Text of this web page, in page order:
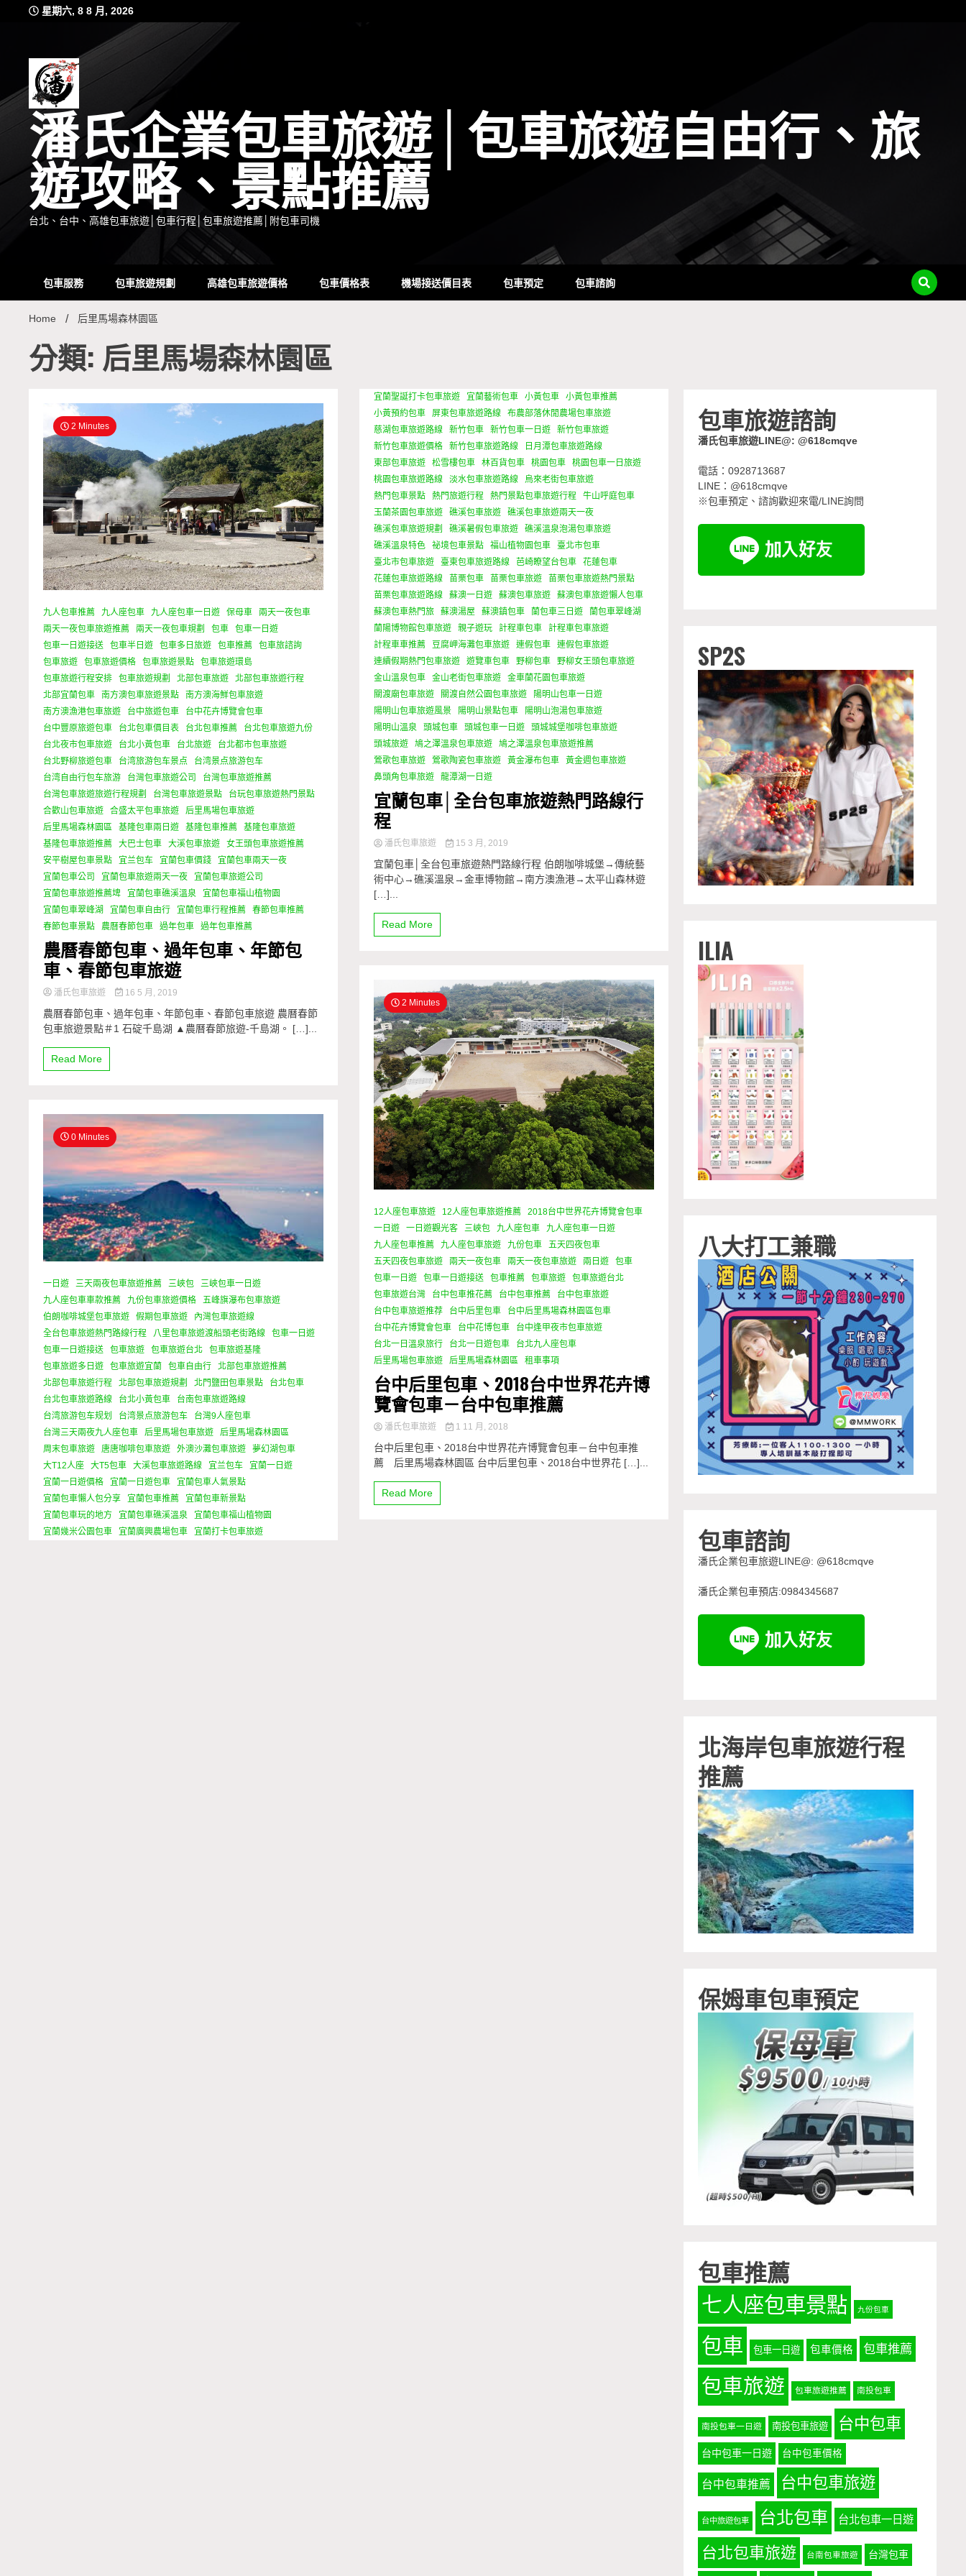
星期六, 8 8 月, 2026
潘氏企業包車旅遊│包車旅遊自由行、旅
遊攻略、景點推薦
台北、台中、高雄包車旅遊│包車行程│包車旅遊推薦│附包車司機
包車服務 包車旅遊規劃 高雄包車旅遊價格 包車價格表 機場接送價目表 包車預定 包車諮詢
Home 后里馬場森林園區
分類: 后里馬場森林園區
2 Minutes
九人包車推薦 九人座包車 九人座包車一日遊 保母車
兩天一夜包車
兩天一夜包車旅遊推薦
兩天一夜包車規劃 包車
包車一日遊
包車一日遊接送
包車半日遊 包車多日旅遊 包車推薦
包車旅諮詢
包車旅遊
包車旅遊價格 包車旅遊景點
包車旅遊環島
包車旅遊行程安排
包車旅遊規劃 北部包車旅遊
北部包車旅遊行程
北部宜蘭包車
南方澳包車旅遊景點
南方澳海鮮包車旅遊
南方澳漁港包車旅遊
台中旅遊包車
台中花卉博覽會包車
台中豐原旅遊包車
台北包車價目表 台北包車推薦
台北包車旅遊九份
台北夜市包車旅遊
台北小黃包車 台北旅遊
台北都市包車旅遊
台北野柳旅遊包車
台湾旅游包车景点
台湾景点旅游包车
台湾自由行包车旅游
台灣包車旅遊公司
台灣包車旅遊推薦
台灣包車旅遊旅遊行程規劃
台灣包車旅遊景點
台玩包車旅遊熱門景點
合歡山包車旅遊
合盛太平包車旅遊
后里馬場包車旅遊
后里馬場森林園區
基隆包車兩日遊 基隆包車推薦
基隆包車旅遊
基隆包車旅遊推薦
大巴士包車 大溪包車旅遊
女王頭包車旅遊推薦
安平樹屋包車景點
宜兰包车 宜蘭包車價錢
宜蘭包車兩天一夜
宜蘭包車公司
宜蘭包車旅遊兩天一夜
宜蘭包車旅遊公司
宜蘭包車旅遊推薦埤
宜蘭包車礁溪溫泉
宜蘭包車福山植物園
宜蘭包車翠峰湖
宜蘭包車自由行 宜蘭包車行程推薦
春節包車推薦
春節包車景點
農曆春節包車 過年包車 過年包車推薦
農曆春節包車、過年包車、年節包
車、春節包車旅遊
潘氏包車旅遊 16 5 月, 2019
農曆春節包車、過年包車、年節包車、春節包車旅遊 農曆春節
包車旅遊景點＃1 石碇千島湖 ▲農曆春節旅遊-千島湖。 […]...
Read More
0 Minutes
一日遊 三天兩夜包車旅遊推薦 三峽包
三峽包車一日遊
九人座包車車款推薦
九份包車旅遊價格
五峰旗瀑布包車旅遊
伯朗咖啡城堡包車旅遊
假期包車旅遊
內灣包車旅遊線
全台包車旅遊熱門路線行程
八里包車旅遊渡船頭老街路線
包車一日遊
包車一日遊接送
包車旅遊 包車旅遊台北
包車旅遊基隆
包車旅遊多日遊
包車旅遊宜蘭 包車自由行
北部包車旅遊推薦
北部包車旅遊行程
北部包車旅遊規劃 北門鹽田包車景點
台北包車
台北包車旅遊路線
台北小黃包車
台南包車旅遊路線
台湾旅游包车规划
台湾景点旅游包车
台灣9人座包車
台灣三天兩夜九人座包車
后里馬場包車旅遊
后里馬場森林園區
周末包車旅遊
唐唐咖啡包車旅遊 外澳沙灘包車旅遊
夢幻湖包車
大T12人座
大T5包車 大溪包車旅遊路線 宜兰包车
宜蘭一日遊
宜蘭一日遊價格
宜蘭一日遊包車
宜蘭包車人氣景點
宜蘭包車懶人包分享
宜蘭包車推薦
宜蘭包車新景點
宜蘭包車玩的地方
宜蘭包車礁溪溫泉
宜蘭包車福山植物園
宜蘭幾米公園包車
宜蘭廣興農場包車 宜蘭打卡包車旅遊
宜蘭聖誕打卡包車旅遊 宜蘭藝術包車 小黃包車
小黃包車推薦
小黃預約包車
屏東包車旅遊路線
布農部落休閒農場包車旅遊
慈湖包車旅遊路線
新竹包車 新竹包車一日遊
新竹包車旅遊
新竹包車旅遊價格
新竹包車旅遊路線
日月潭包車旅遊路線
東部包車旅遊
松雪樓包車 林百貨包車 桃園包車
桃園包車一日旅遊
桃園包車旅遊路線
淡水包車旅遊路線
烏來老街包車旅遊
熱門包車景點
熱門旅遊行程 熱門景點包車旅遊行程
牛山呼庭包車
玉蘭茶園包車旅遊
礁溪包車旅遊
礁溪包車旅遊兩天一夜
礁溪包車旅遊規劃
礁溪暑假包車旅遊
礁溪溫泉泡湯包車旅遊
礁溪溫泉特色
祕境包車景點 福山植物園包車
臺北市包車
臺北市包車旅遊
臺東包車旅遊路線 芭崎瞭望台包車
花蓮包車
花蓮包車旅遊路線
苗栗包車 苗栗包車旅遊
苗栗包車旅遊熱門景點
苗栗包車旅遊路線
蘇澳一日遊 蘇澳包車旅遊
蘇澳包車旅遊懶人包車
蘇澳包車熱門旅
蘇澳湯屋 蘇澳鎮包車 蘭包車三日遊
蘭包車翠峰湖
蘭陽博物館包車旅遊
親子遊玩 計程車包車
計程車包車旅遊
計程車車推薦
豆腐岬海灘包車旅遊 連假包車
連假包車旅遊
連續假期熱門包車旅遊
遊覽車包車 野柳包車
野柳女王頭包車旅遊
金山溫泉包車
金山老街包車旅遊
金車蘭花園包車旅遊
關渡廟包車旅遊
關渡自然公園包車旅遊
陽明山包車一日遊
陽明山包車旅遊風景
陽明山景點包車
陽明山泡湯包車旅遊
陽明山溫泉
頭城包車 頭城包車一日遊
頭城城堡咖啡包車旅遊
頭城旅遊
鳩之澤溫泉包車旅遊
鳩之澤溫泉包車旅遊推薦
鶯歌包車旅遊
鶯歌陶瓷包車旅遊 黃金瀑布包車
黃金週包車旅遊
鼻頭角包車旅遊
龍潭湖一日遊
宜蘭包車│全台包車旅遊熱門路線行
程
潘氏包車旅遊 15 3 月, 2019
宜蘭包車│全台包車旅遊熱門路線行程 伯朗咖啡城堡→傳統藝
術中心→礁溪溫泉→金車博物館→南方澳漁港→太平山森林遊
[…]...
Read More
2 Minutes
12人座包車旅遊 12人座包車旅遊推薦
2018台中世界花卉博覽會包車
一日遊
一日遊觀光客 三峽包 九人座包車
九人座包車一日遊
九人座包車推薦
九人座包車旅遊 九份包車
五天四夜包車
五天四夜包車旅遊
兩天一夜包車 兩天一夜包車旅遊 兩日遊
包車
包車一日遊
包車一日遊接送 包車推薦 包車旅遊
包車旅遊台北
包車旅遊台灣
台中包車推花薦 台中包車推薦
台中包車旅遊
台中包車旅遊推荐
台中后里包車
台中后里馬場森林園區包車
台中花卉博覽會包車
台中花博包車
台中逢甲夜市包車旅遊
台北一日溫泉旅行
台北一日遊包車
台北九人座包車
后里馬場包車旅遊
后里馬場森林園區 租車事項
台中后里包車、2018台中世界花卉博
覽會包車－台中包車推薦
潘氏包車旅遊 1 11 月, 2018
台中后里包車、2018台中世界花卉博覽會包車－台中包車推
薦 后里馬場森林園區 台中后里包車、2018台中世界花 […]...
Read More
包車旅遊諮詢
潘氏包車旅遊LINE@: @618cmqve
電話：0928713687
LINE：@618cmqve
※包車預定、諮詢歡迎來電/LINE詢問
SP2S
ILIA
八大打工兼職
包車諮詢
潘氏企業包車旅遊LINE@: @618cmqve
潘氏企業包車預店:0984345687
北海岸包車旅遊行程
推薦
保姆車包車預定
包車推薦
七人座包車景點 九份包車
包車 包車一日遊 包車價格 包車推薦
包車旅遊 包車旅遊推薦 南投包車
南投包車一日遊 南投包車旅遊 台中包車
台中包車一日遊 台中包車價格
台中包車推薦 台中包車旅遊
台中旅遊包車 台北包車 台北包車一日遊
台北包車旅遊 台南包車旅遊 台灣包車